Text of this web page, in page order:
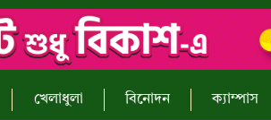
খেলাধুলা বিনোদন ক্যাম্পাস